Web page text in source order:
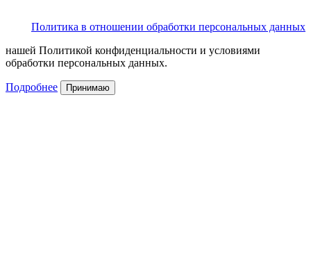
Политика в отношении обработки персональных данных
нашей Политикой конфиденциальности и условиями
обработки персональных данных.
Подробнее Принимаю